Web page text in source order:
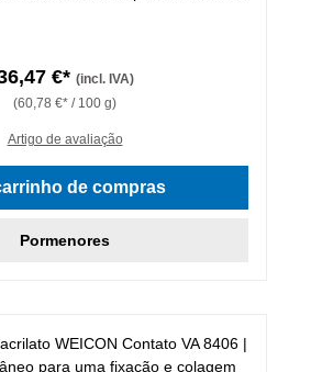
€* (incl. IVA)
(60,78 €* / 100 g)
Artigo de avaliação
de compras
Pormenores